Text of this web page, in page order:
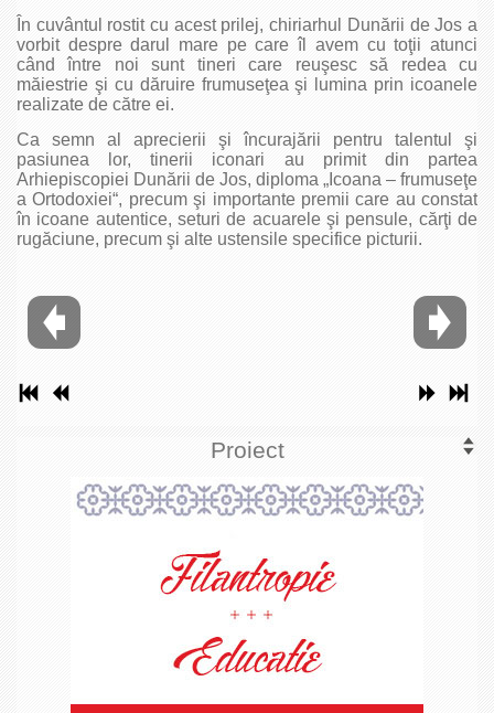
În cuvântul rostit cu acest prilej, chiriarhul Dunării de Jos a
vorbit despre darul mare pe care îl avem cu toţii atunci
când între noi sunt tineri care reuşesc să redea cu
măiestrie şi cu dăruire frumuseţea şi lumina prin icoanele
realizate de către ei.
Ca semn al aprecierii şi încurajării pentru talentul şi
pasiunea lor, tinerii iconari au primit din partea
Arhiepiscopiei Dunării de Jos, diploma „Icoana – frumuseţe
a Ortodoxiei“, precum şi importante premii care au constat
în icoane autentice, seturi de acuarele şi pensule, cărţi de
rugăciune, precum şi alte ustensile specifice picturii.
Proiect